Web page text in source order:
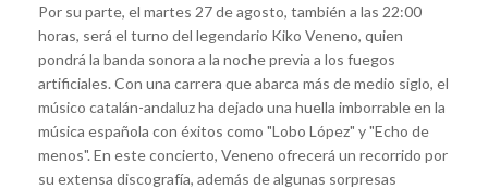
Por su parte, el martes 27 de agosto, también a las 22:00
horas, será el turno del legendario Kiko Veneno, quien
pondrá la banda sonora a la noche previa a los fuegos
artificiales. Con una carrera que abarca más de medio siglo, el
músico catalán-andaluz ha dejado una huella imborrable en la
música española con éxitos como "Lobo López" y "Echo de
menos". En este concierto, Veneno ofrecerá un recorrido por
su extensa discografía, además de algunas sorpresas